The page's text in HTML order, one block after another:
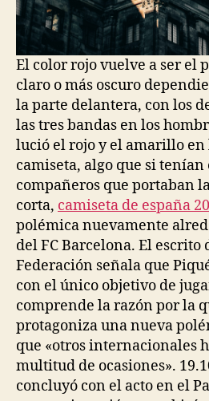
El color rojo vuelve a ser el
claro o más oscuro
la parte delantera, con los
las tres bandas en los
lució el rojo y el amarillo en
camiseta, algo que si tenían
compañeros que portaban
corta, camiseta de españa
polémica nuevamente
del FC Barcelona. El
Federación señala que
con el único objetivo de
comprende la razón por la
protagoniza una nueva
que «otros internacionales
multitud de ocasiones».
concluyó con el acto en el